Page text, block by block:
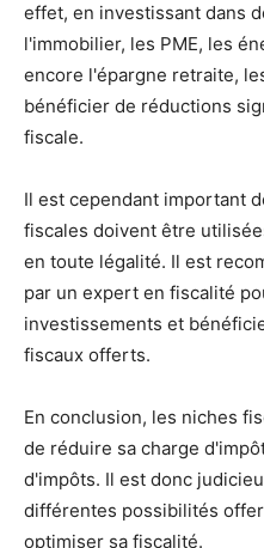
effet, en investissant dans
l'immobilier, les PME, les
encore l'épargne retraite,
bénéficier de réductions
fiscale.
Il est cependant important
fiscales doivent être
en toute légalité. Il est
par un expert en fiscalité
investissements et
fiscaux offerts.
En conclusion, les niches
de réduire sa charge
d'impôts. Il est donc
différentes possibilités
optimiser sa fiscalité.